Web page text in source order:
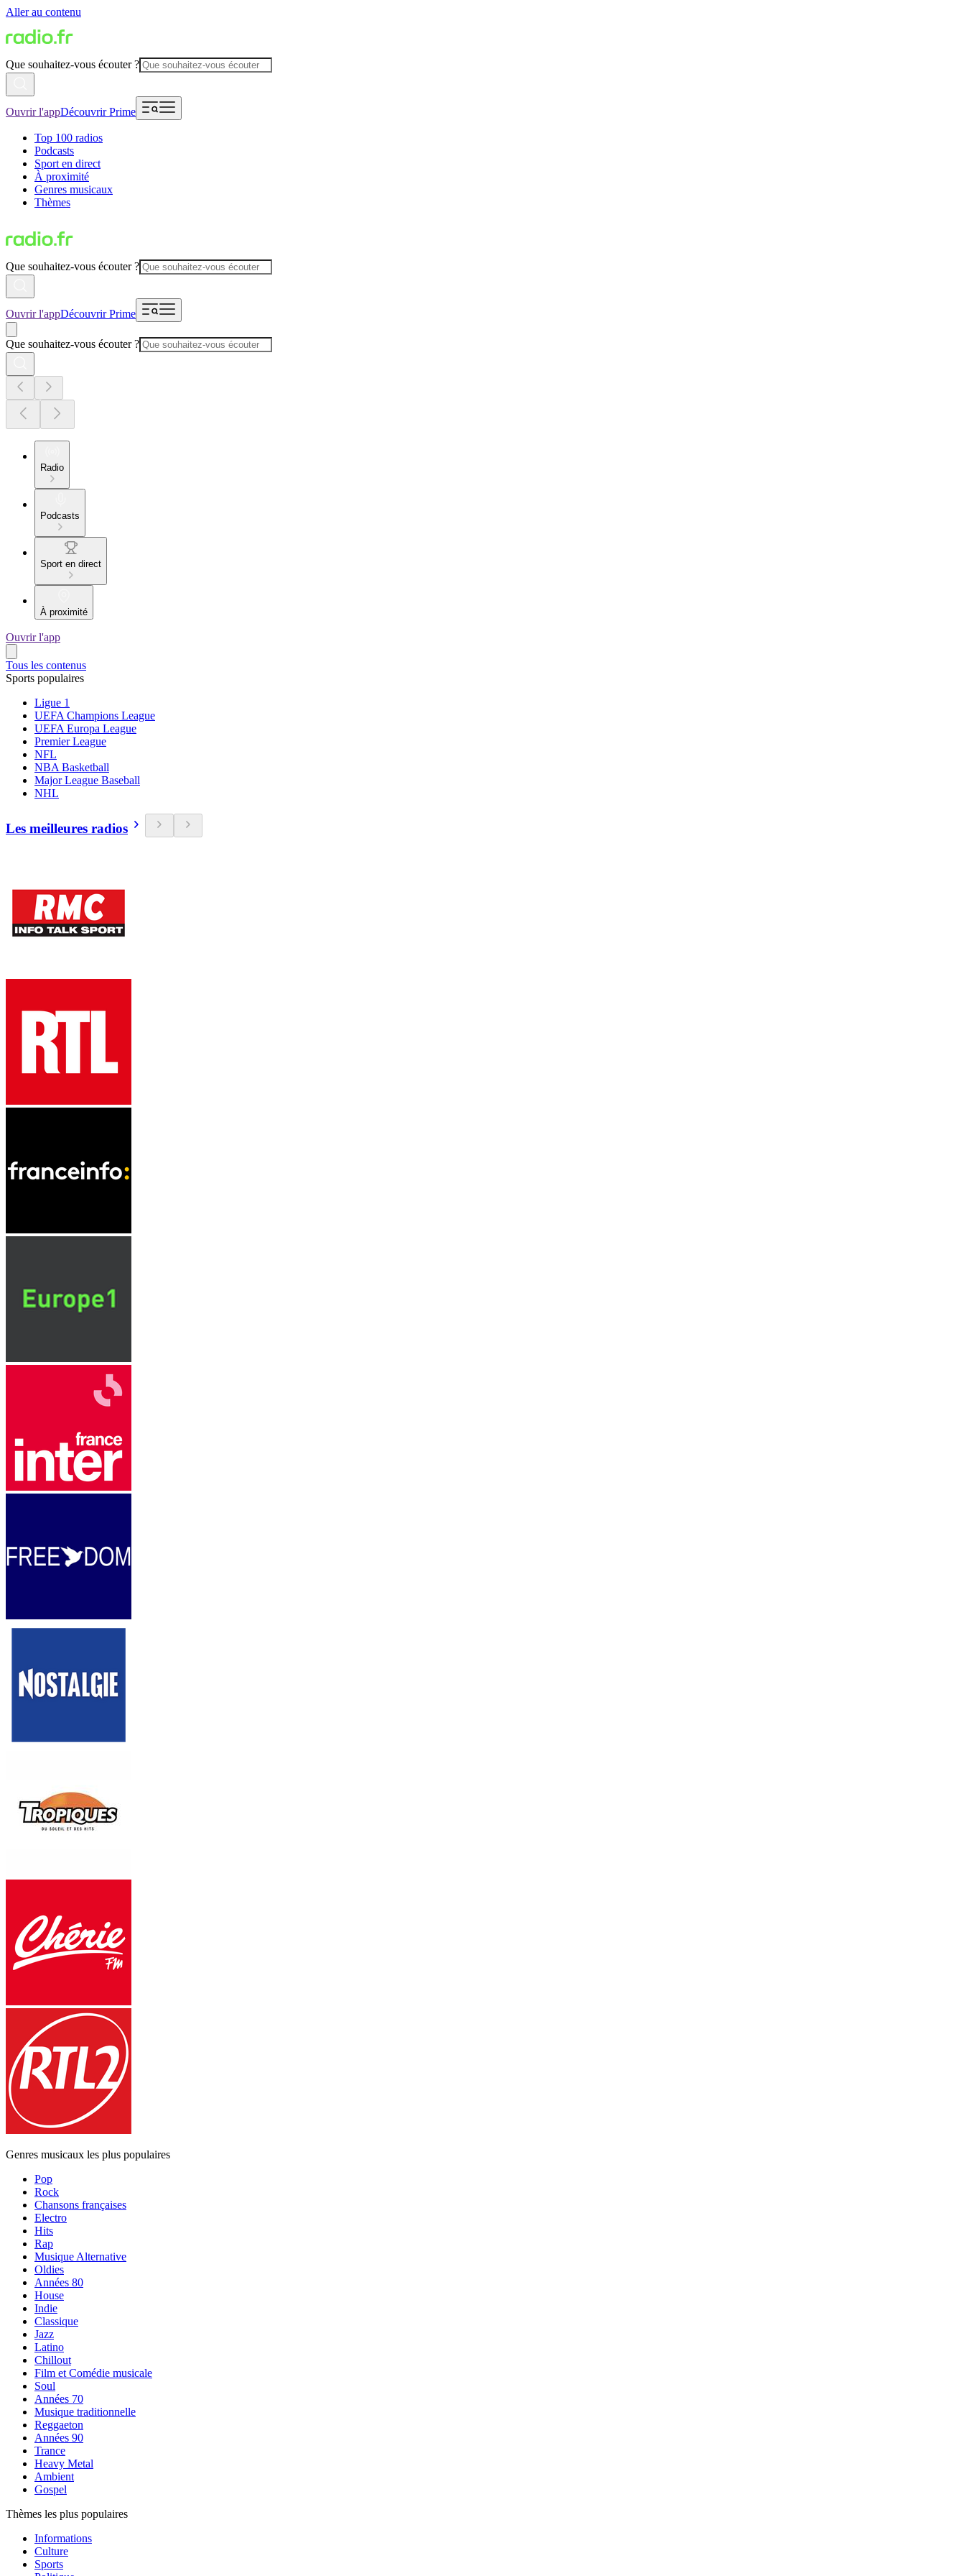
Aller au contenu
Que souhaitez-vous écouter ?
Ouvrir l'appDécouvrir Prime
Top 100 radios
Podcasts
Sport en direct
À proximité
Genres musicaux
Thèmes
Que souhaitez-vous écouter ?
Ouvrir l'appDécouvrir Prime
Que souhaitez-vous écouter ?
Radio
Podcasts
Sport en direct
À proximité
Ouvrir l'app
Tous les contenus
Sports populaires
Ligue 1
UEFA Champions League
UEFA Europa League
Premier League
NFL
NBA Basketball
Major League Baseball
NHL
Les meilleures radios
Genres musicaux les plus populaires
Pop
Rock
Chansons françaises
Electro
Hits
Rap
Musique Alternative
Oldies
Années 80
House
Indie
Classique
Jazz
Latino
Chillout
Film et Comédie musicale
Soul
Années 70
Musique traditionnelle
Reggaeton
Années 90
Trance
Heavy Metal
Ambient
Gospel
Thèmes les plus populaires
Informations
Culture
Sports